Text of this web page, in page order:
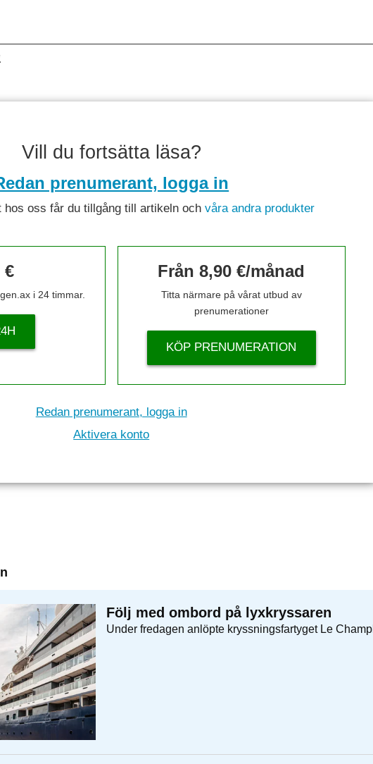
Vill du fortsätta läsa?
prenumerant, logga in
hos oss får du tillgång till artikeln ochvåra andra produkter
€
i 24 timmar.
Från 8,90 €/månad
Titta närmare på vårat utbud av
prenumerationer
KÖP PRENUMERATION
Redan prenumerant, logga in
Aktivera konto